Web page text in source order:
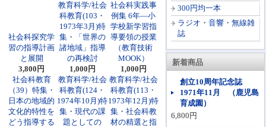
300円均一本
ラジオ・音響・無線雑
誌
新着商品
創立10周年記念誌
1971年11月 （鹿児島
育成園）
6,800円
社会科探究学
習の指導計画
と展開
3,800円
教育科学/社会
科教育(103・
1973年3月)特
集・「世界の
諸地域」指導
の再検討
1,000円
社会科実践事
例集 6年―小
学校新学習指
導要領の授業
（教育技術
MOOK）
1,000円
社会科教育
（39）特集・
日本の地域的
文化的特性を
どう指導する
教育科学/社会
科教育(124・
1974年10月)特
集・現代の課
題としての
教育科学/社会
科教育(113・
1973年12月)特
集・社会科教
材の精選と指